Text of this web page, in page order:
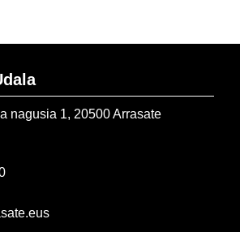
nagusia 1, 20500 Arrasate